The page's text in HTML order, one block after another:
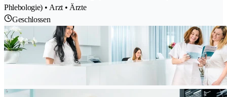
Phlebologie) • Arzt • Ärzte
Geschlossen